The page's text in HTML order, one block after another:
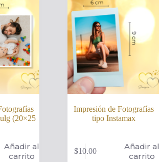
(20×25
Añadir al
carrito
Impresión de Fotografías
tipo Instamax
$10.00
Añadir al
carrito